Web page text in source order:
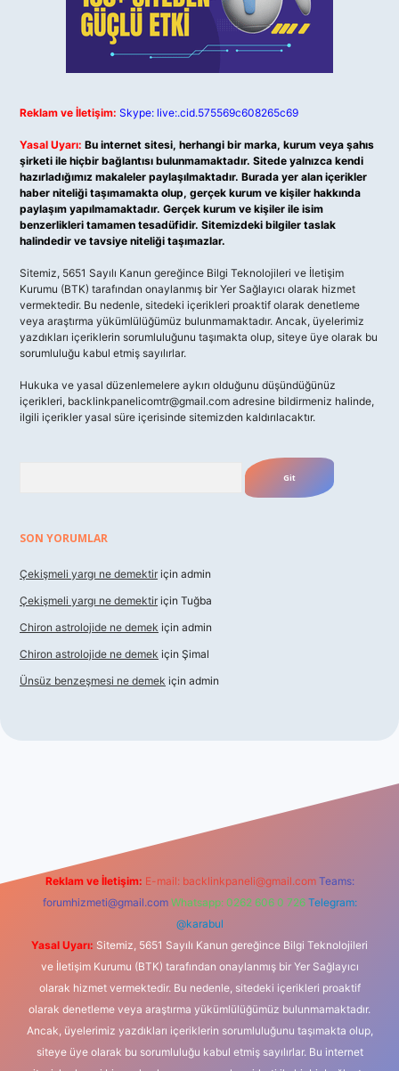
Reklam ve İletişim: Skype: live:.cid.575569c608265c69
Yasal Uyarı: Bu internet sitesi, herhangi bir marka, kurum veya şahıs
şirketi ile hiçbir bağlantısı bulunmamaktadır. Sitede yalnızca kendi
hazırladığımız makaleler paylaşılmaktadır. Burada yer alan içerikler
haber niteliği taşımamakta olup, gerçek kurum ve kişiler hakkında
paylaşım yapılmamaktadır. Gerçek kurum ve kişiler ile isim
benzerlikleri tamamen tesadüfidir. Sitemizdeki bilgiler taslak
halindedir ve tavsiye niteliği taşımazlar.
Sitemiz, 5651 Sayılı Kanun gereğince Bilgi Teknolojileri ve İletişim
Kurumu (BTK) tarafından onaylanmış bir Yer Sağlayıcı olarak hizmet
vermektedir. Bu nedenle, sitedeki içerikleri proaktif olarak denetleme
veya araştırma yükümlülüğümüz bulunmamaktadır. Ancak, üyelerimiz
yazdıkları içeriklerin sorumluluğunu taşımakta olup, siteye üye olarak bu
sorumluluğu kabul etmiş sayılırlar.
Hukuka ve yasal düzenlemelere aykırı olduğunu düşündüğünüz
içerikleri, backlinkpanelicomtr@gmail.com adresine bildirmeniz halinde,
ilgili içerikler yasal süre içerisinde sitemizden kaldırılacaktır.
SON YORUMLAR
Çekişmeli yargı ne demektir için admin
Çekişmeli yargı ne demektir için Tuğba
Chiron astrolojide ne demek için admin
Chiron astrolojide ne demek için Şimal
Ünsüz benzeşmesi ne demek için admin
Reklam ve İletişim: E-mail: backlinkpaneli@gmail.com Teams:
forumhizmeti@gmail.com Whatsapp: 0262 606 0 726 Telegram:
@karabul
Yasal Uyarı: Sitemiz, 5651 Sayılı Kanun gereğince Bilgi Teknolojileri
ve İletişim Kurumu (BTK) tarafından onaylanmış bir Yer Sağlayıcı
olarak hizmet vermektedir. Bu nedenle, sitedeki içerikleri proaktif
olarak denetleme veya araştırma yükümlülüğümüz bulunmamaktadır.
Ancak, üyelerimiz yazdıkları içeriklerin sorumluluğunu taşımakta olup,
siteye üye olarak bu sorumluluğu kabul etmiş sayılırlar. Bu internet